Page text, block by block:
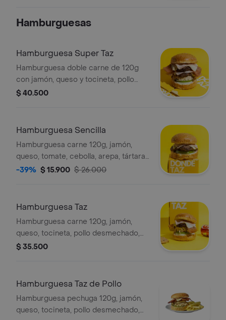
Hamburguesas
Hamburguesa Super Taz
Hamburguesa doble carne de 120g
con jamón, queso y tocineta, pollo
desmechado, tomate, cebolla, arepa,
$ 40.500
Hamburguesa Sencilla
Hamburguesa carne 120g, jamón,
queso, tomate, cebolla, arepa, tártara
y papa francesa.
-39% $ 15.900 $ 26.000
Hamburguesa Taz
Hamburguesa carne 120g, jamón,
queso, tocineta, pollo desmechado,
tomate, cebolla, arepa, tártara y papa
$ 35.500
Hamburguesa Taz de Pollo
Hamburguesa pechuga 120g, jamón,
queso, tocineta, pollo desmechado,